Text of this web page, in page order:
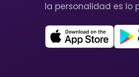
la personalidad es lo